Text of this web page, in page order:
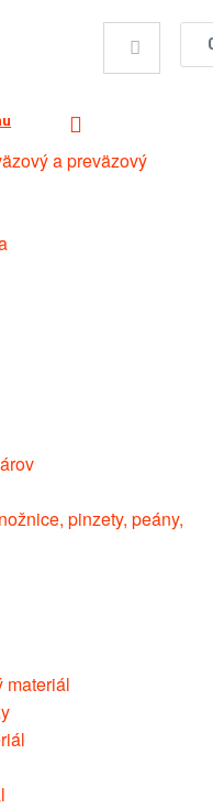
a preväzový
pinzety, peány,
materiál